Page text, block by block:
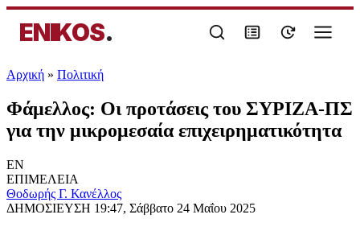
ENIKOS.
Αρχική » Πολιτική
Φάμελλος: Οι προτάσεις του ΣΥΡΙΖΑ-ΠΣ
για την μικρομεσαία επιχειρηματικότητα
EN
ΕΠΙΜΕΛΕΙΑ
Θοδωρής Γ. Κανέλλος
ΔΗΜΟΣΙΕΥΣΗ 19:47, Σάββατο 24 Μαΐου 2025